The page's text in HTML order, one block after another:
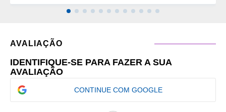
AVALIAÇÃO
IDENTIFIQUE-SE PARA FAZER A SUA
AVALIAÇÃO
CONTINUE COM GOOGLE